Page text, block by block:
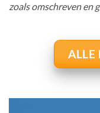
zoals omschreven en
ALLE